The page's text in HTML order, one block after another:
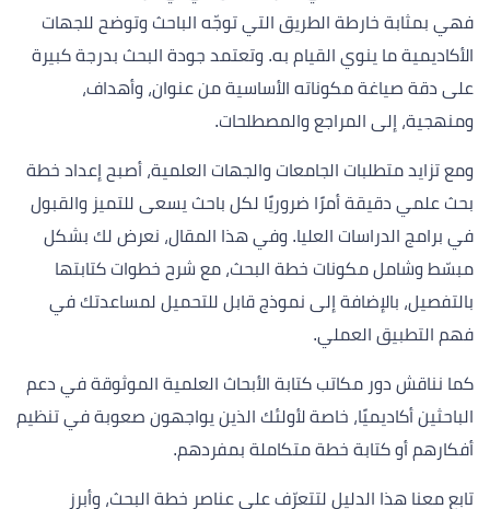
فهي بمثابة خارطة الطريق التي توجّه الباحث وتوضح للجهات
الأكاديمية ما ينوي القيام به. وتعتمد جودة البحث بدرجة كبيرة
على دقة صياغة مكوناته الأساسية من عنوان، وأهداف،
ومنهجية، إلى المراجع والمصطلحات.
ومع تزايد متطلبات الجامعات والجهات العلمية، أصبح إعداد خطة
بحث علمي دقيقة أمرًا ضروريًا لكل باحث يسعى للتميز والقبول
في برامج الدراسات العليا. وفي هذا المقال، نعرض لك بشكل
مبسّط وشامل مكونات خطة البحث، مع شرح خطوات كتابتها
بالتفصيل، بالإضافة إلى نموذج قابل للتحميل لمساعدتك في
فهم التطبيق العملي.
كما نناقش دور مكاتب كتابة الأبحاث العلمية الموثوقة في دعم
الباحثين أكاديميًا، خاصة لأولئك الذين يواجهون صعوبة في تنظيم
أفكارهم أو كتابة خطة متكاملة بمفردهم.
تابع معنا هذا الدليل لتتعرّف على عناصر خطة البحث، وأبرز